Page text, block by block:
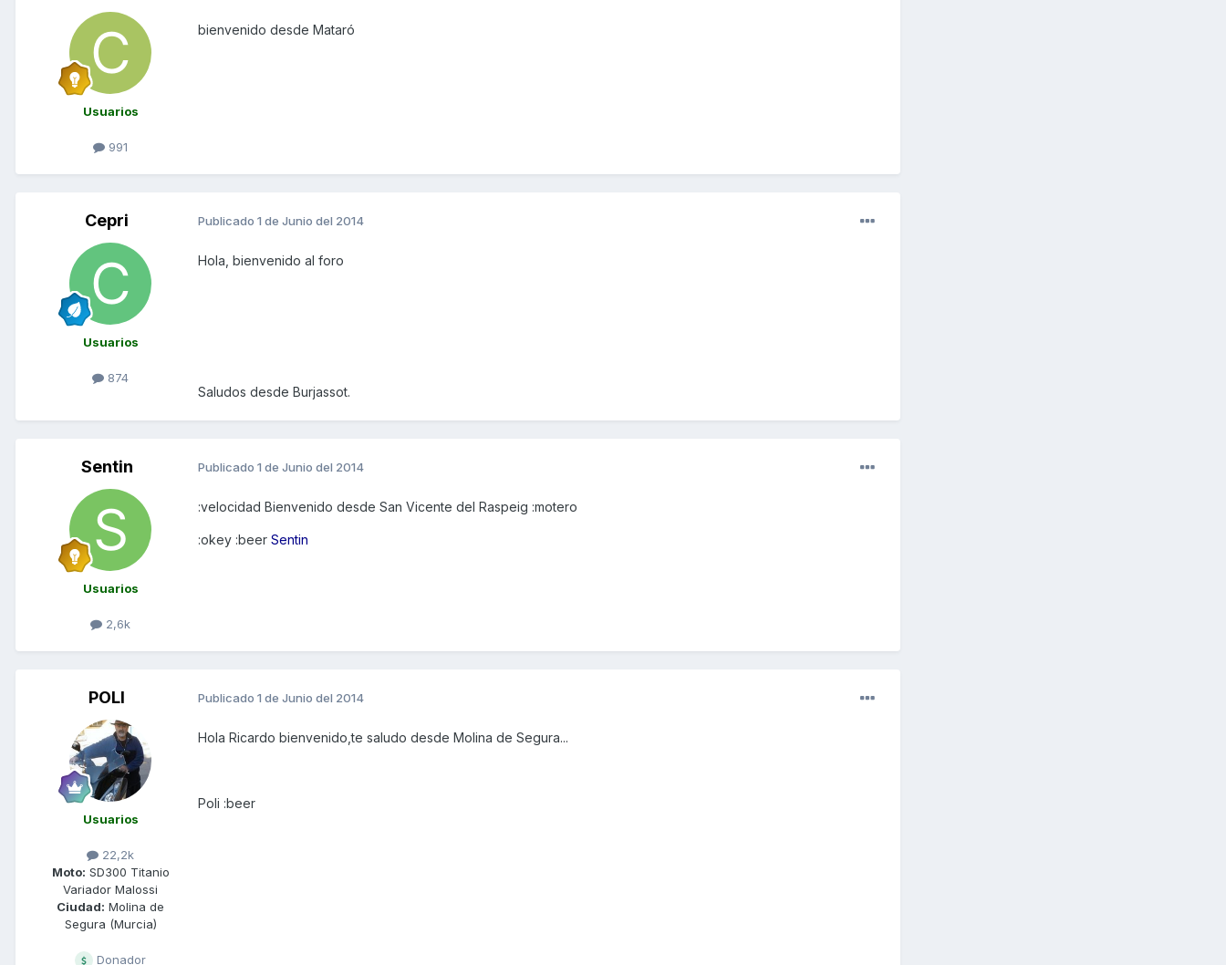
Usuarios
991
bienvenido desde Mataró
Cepri
Usuarios
874
Publicado 1 de Junio del 2014
Hola, bienvenido al foro
Saludos desde Burjassot.
Sentin
Usuarios
2,6k
Publicado 1 de Junio del 2014
:velocidad Bienvenido desde San Vicente del Raspeig :motero
:okey :beer Sentin
POLI
Usuarios
22,2k
Moto: SD300 Titanio
Variador Malossi
Ciudad: Molina de
Segura (Murcia)
Donador
Publicado 1 de Junio del 2014
Hola Ricardo bienvenido,te saludo desde Molina de Segura...
Poli :beer